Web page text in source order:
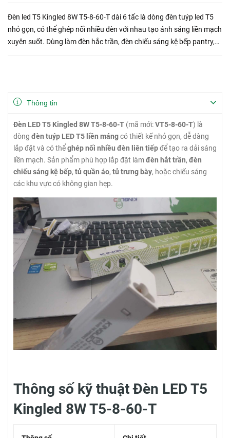
Đèn led T5 Kingled 8W T5-8-60-T dài 6 tấc là dòng đèn tuýp led T5
nhỏ gọn, có thể ghép nối nhiều đèn với nhau tạo ánh sáng liền mạch
xuyên suốt. Dùng làm đèn hắc trần, đèn chiếu sáng kệ bếp pantry,
Thông tin
Đèn LED T5 Kingled 8W T5-8-60-T (mã mới:VT5-8-60-T) là
dòng đèn tuýp LED T5 liền mángcó thiết kế nhỏ gọn, dễ dàng
lắp đặt và có thểghép nối nhiều đèn liên tiếpđể tạo ra dải sáng
liền mạch. Sản phẩm phù hợp lắp đặt làmđèn hắt trần, đèn
chiếu sáng kệ bếp, tủ quần áo, tủ trưng bày, hoặc chiếu sáng
các khu vực có không gian hẹp.
Thông số kỹ thuật Đèn LED T5
Kingled 8W T5-8-60-T